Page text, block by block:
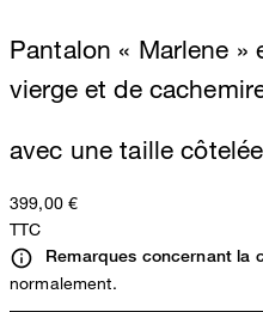
Pantalon « Marlene »
vierge et de
avec une taille côtelée
399,00 €
TTC
Remarques concernant la
normalement.